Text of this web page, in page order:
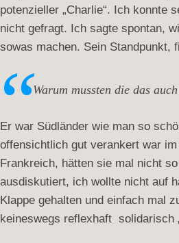
potenzieller „Charlie“. Ich konnte
nicht gefragt. Ich sagte spontan,
sowas machen. Sein Standpunkt,
Warum mussten die das
Er war Südländer wie man so
offensichtlich gut verankert war
Frankreich, hätten sie mal nicht
ausdiskutiert, ich wollte nicht auf
Klappe gehalten und einfach mal
keineswegs reflexhaft solidarisch